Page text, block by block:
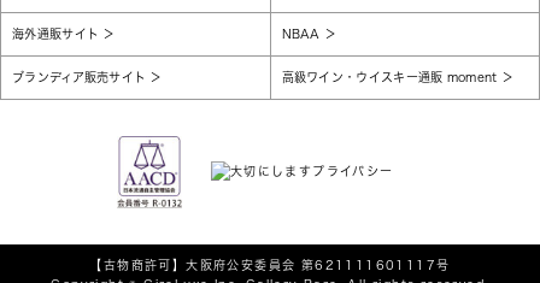
海外通販サイト NBAA
ブランディア販売サイト 高級ワイン・ウイスキー通販 moment
【古物商許可】大阪府公安委員会 第621111601117号